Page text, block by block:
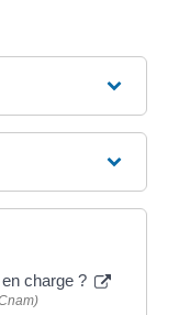
charge ?